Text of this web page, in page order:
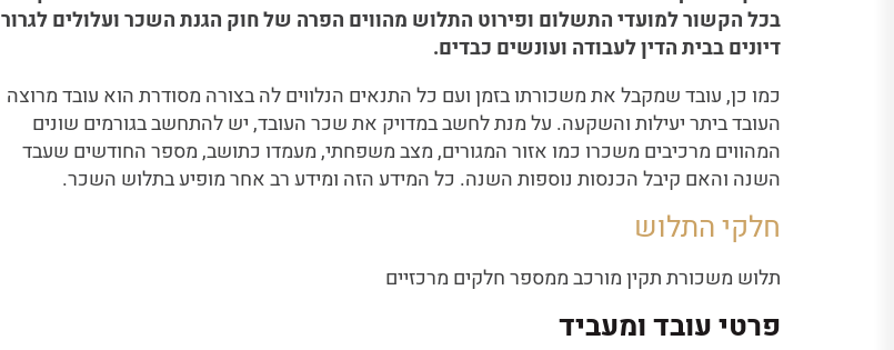
בכל הקשור למועדי התשלום ופירוט התלוש מהווים הפרה של חוק הגנת השכר ועלולים לגרור
דיונים בבית הדין לעבודה ועונשים כבדים.
כמו כן, עובד שמקבל את משכורתו בזמן ועם כל התנאים הנלווים לה בצורה מסודרת הוא עובד מרוצה
העובד ביתר יעילות והשקעה. על מנת לחשב במדויק את שכר העובד, יש להתחשב בגורמים שונים
המהווים מרכיבים משכרו כמו אזור המגורים, מצב משפחתי, מעמדו כתושב, מספר החודשים שעבד
השנה והאם קיבל הכנסות נוספות השנה. כל המידע הזה ומידע רב אחר מופיע בתלוש השכר.
חלקי התלוש
תלוש משכורת תקין מורכב ממספר חלקים מרכזיים
פרטי עובד ומעביד